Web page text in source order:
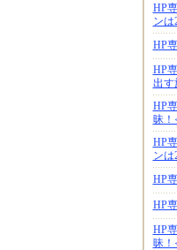
HP
ンは
HP
HP
出す
HP
昧
HP
ンは
HP
HP
HP
昧